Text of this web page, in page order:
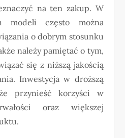
na ten zakup. W
modeli często można
o dobrym stosunku
należy pamiętać o tym,
się z niższą jakością
Inwestycja w droższą
przynieść korzyści w
oraz większej